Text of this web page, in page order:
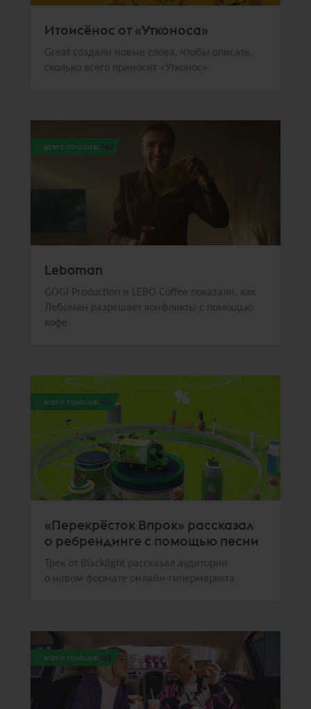
Итоисёнос от «Утконоса»
Great создали новые слова, чтобы описать,
сколько всего приносит «Утконос»
всего голосов: 140
Leboman
GOGI Production и LEBO Coffee показали, как
Лебомен разрешает конфликты с помощью
кофе
всего голосов: 131
«Перекрёсток Впрок» рассказал
о ребрендинге с помощью песни
Трек от Blacklight рассказал аудитории
о новом формате онлайн-гипермаркета
всего голосов: 122